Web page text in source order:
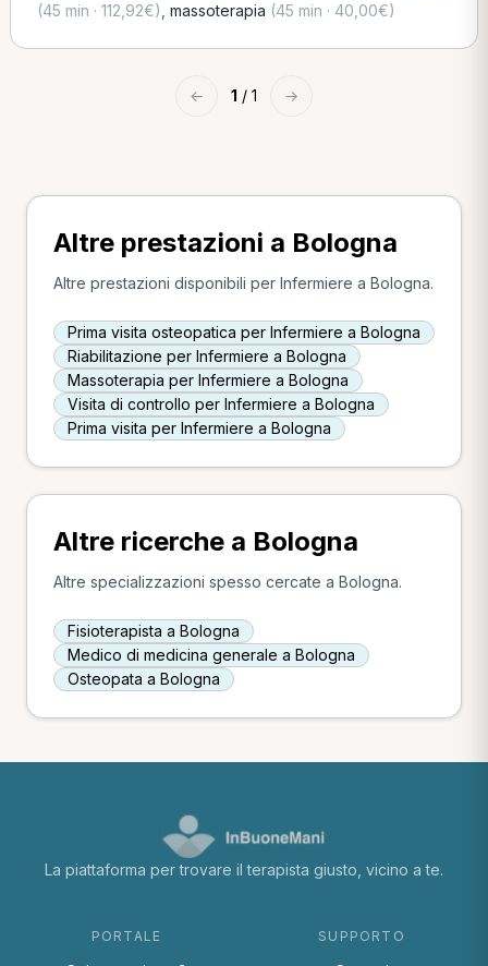
(45 min · 112,92€) massoterapia (45 min · 40,00€)
← 1 / 1 →
Altre prestazioni a Bologna
Altre prestazioni disponibili per Infermiere a Bologna.
Prima visita osteopatica per Infermiere a Bologna
Riabilitazione per Infermiere a Bologna
Massoterapia per Infermiere a Bologna
Visita di controllo per Infermiere a Bologna
Prima visita per Infermiere a Bologna
Altre ricerche a Bologna
Altre specializzazioni spesso cercate a Bologna.
Fisioterapista a Bologna
Medico di medicina generale a Bologna
Osteopata a Bologna
La piattaforma per trovare il terapista giusto, vicino a te.
PORTALE SUPPORTO